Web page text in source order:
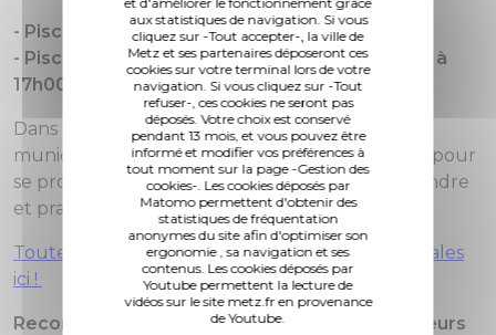
aux statistiques de navigation. Si vous
cliquez sur -Tout accepter-, la ville de
Metz et ses partenaires déposeront ces
cookies sur votre terminal lors de votre
navigation. Si vous cliquez sur -Tout
refuser-, ces cookies ne seront pas
déposés. Votre choix est conservé
pendant 13 mois, et vous pouvez être
informé et modifier vos préférences à
tout moment sur la page -Gestion des
cookies-. Les cookies déposés par
Matomo permettent d'obtenir des
statistiques de fréquentation
anonymes du site afin d'optimiser son
ergonomie , sa navigation et ses
contenus. Les cookies déposés par
Youtube permettent la lecture de
vidéos sur le site metz.fr en provenance
de Youtube.
- Piscine Lothaire: de12h00 à 19h00
- Piscine du Square du Luxembourg: de
12h00 à
17h00
Dans ce contexte de canicule, les piscines
municipales constituent une alternative idéale pour
se protéger des températures élevées, se détendre
et pratiquer une activité physique.
Toutes les informations sur les piscines municipales
ici !
Recommandations en période de fortes chaleurs